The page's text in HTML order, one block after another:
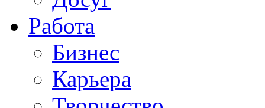
Работа
Бизнес
Карьера